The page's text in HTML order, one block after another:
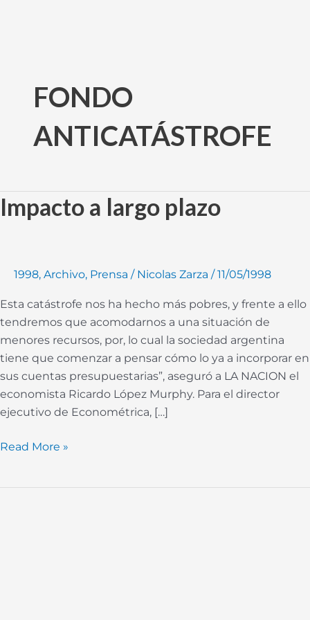
contenidoFONDO
ANTICATÁSTROFE
Impacto a largo plazo
1998, Archivo, Prensa / Nicolas Zarza /11/05/1998
Esta catástrofe nos ha hecho más pobres, y frente a ello
tendremos que acomodarnos a una situación de
menores recursos, por, lo cual la sociedad argentina
tiene que comenzar a pensar cómo lo ya a incorporar en
sus cuentas presupuestarias”, aseguró a LA NACION el
economista Ricardo López Murphy. Para el director
ejecutivo de Econométrica, […]
Impacto
a
Read More »